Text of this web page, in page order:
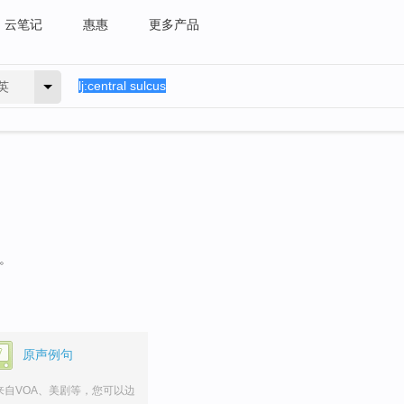
云笔记 惠惠 更多产品
原声例句
自VOA、美剧等，您可以边